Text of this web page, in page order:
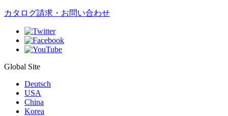
カタログ請求・お問い合わせ
Global Site
Deutsch
USA
China
Korea